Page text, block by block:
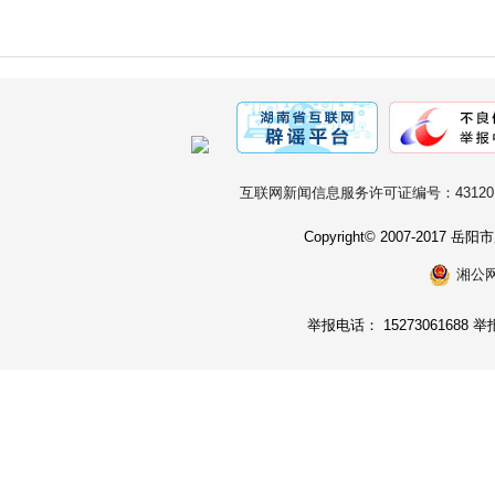
互联网新闻信息服务许可证编号：
Copyright© 2007-2017 岳阳
湘公
举报电话： 15273061688